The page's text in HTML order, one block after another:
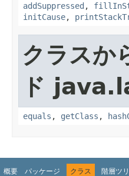
addSuppressed ,
initCause,
クラスか
ド
equals , getClass ,
概要 パッケージ クラス 階層ツ